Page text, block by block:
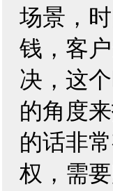
场景，
钱，客
决，这
的角度来
的话非
权，需